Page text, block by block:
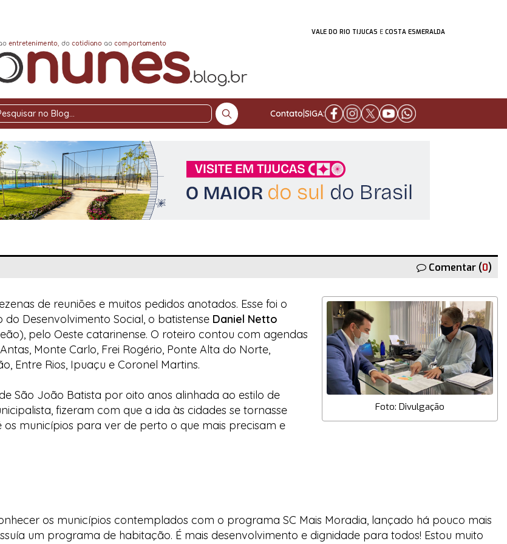
VALE DO RIO TIJUCAS E COSTA ESMERALDA
Pesquisar
Blog
Contato SIGA:
Comentar (0)
Foto: Divulgação
de reuniões e muitos pedidos anotados. Esse foi o
Desenvolvimento Social, o batistense Daniel Netto
pelo Oeste catarinense. O roteiro contou com agendas
Monte Carlo, Frei Rogério, Ponte Alta do Norte,
Entre Rios, Ipuaçu e Coronel Martins.
São João Batista por oito anos alinhada ao estilo de
fizeram com que a ida às cidades se tornasse
os municípios para ver de perto o que mais precisam e
os municípios contemplados com o programa SC Mais Moradia , lançado há pouco mais
um programa de habitação. É mais desenvolvimento e dignidade para todos! Estou muito